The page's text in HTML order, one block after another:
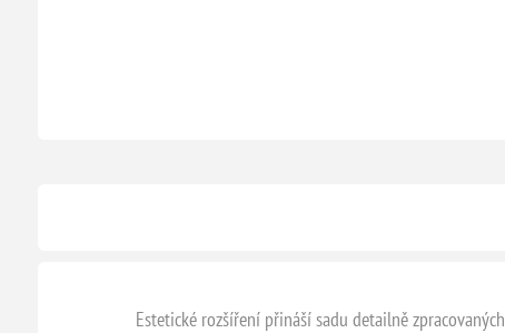
Estetické rozšíření přináší sadu detailně zpracovaných